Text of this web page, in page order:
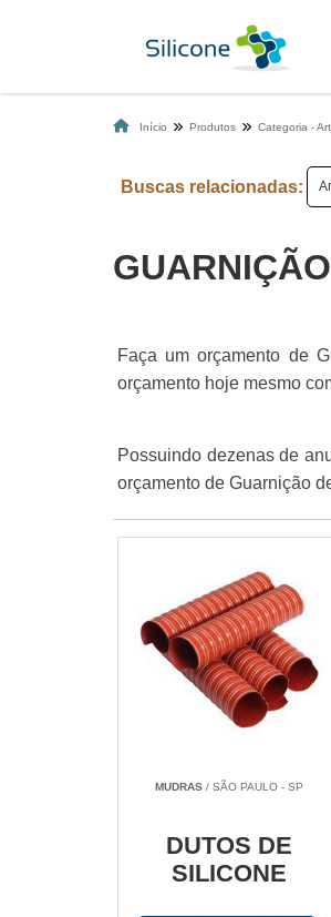
Início Produtos Categoria -
Buscas relacionadas:
Faça um orçamento de
orçamento hoje mesmo
Possuindo dezenas de
orçamento de Guarnição
MUDRAS / SÃO PAULO - SP
DUTOS DE
SILICONE